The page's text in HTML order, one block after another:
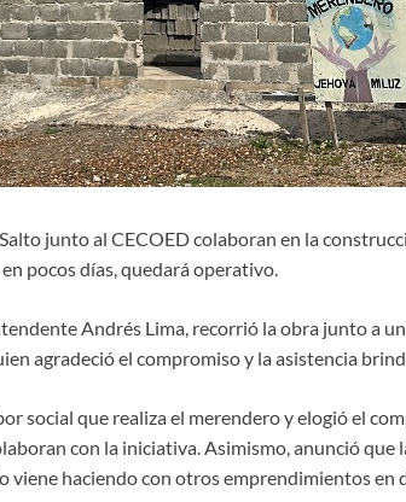
junto al CECOED colaboran en la
pocos días, quedará operativo.
Andrés Lima, recorrió la obra junto a
agradeció el compromiso y la asistencia
social que realiza el merendero y elogió el
con la iniciativa. Asimismo, anunció que
viene haciendo con otros emprendimientos en